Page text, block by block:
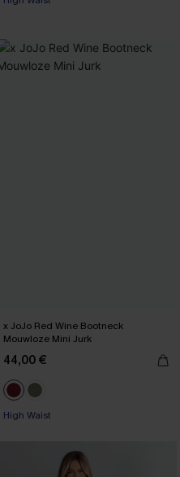
【AG18】2 met 10% korting
x JoJo Red Wine Bootneck
Mouwloze Mini Jurk
44,00 €
High Waist